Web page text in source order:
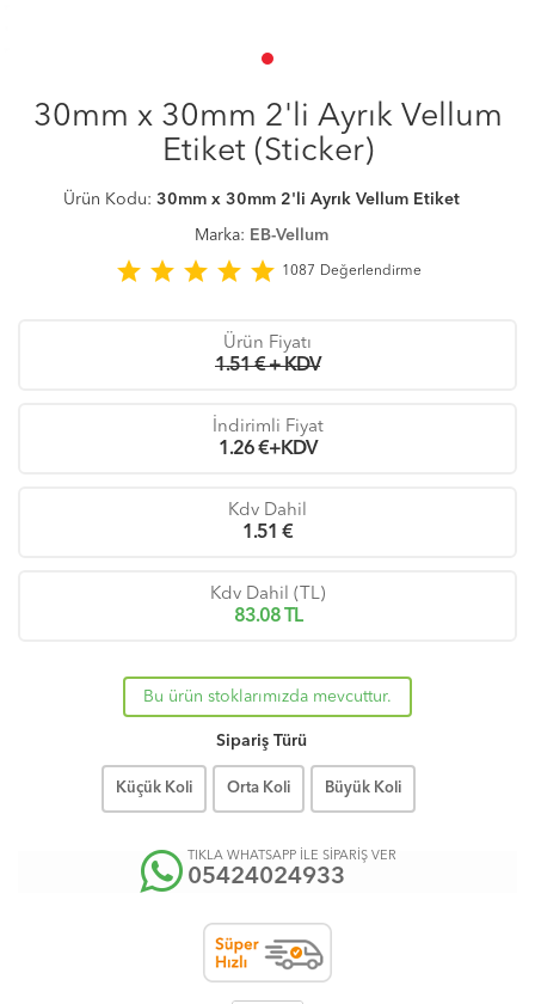
30mm x 30mm 2'li Ayrık Vellum
Etiket (Sticker)
Ürün Kodu: 30mm x 30mm 2'li Ayrık Vellum Etiket
Marka: EB-Vellum
star star star star star 1087 Değerlendirme
Ürün Fiyatı
1.51 € + KDV
İndirimli Fiyat
1.26€+KDV
Kdv Dahil
1.51 €
Kdv Dahil (TL)
83.08TL
Bu ürün stoklarımızda mevcuttur.
Sipariş Türü
Küçük Koli Orta Koli Büyük Koli
TIKLA WHATSAPP İLE SİPARİŞ VER
05424024933